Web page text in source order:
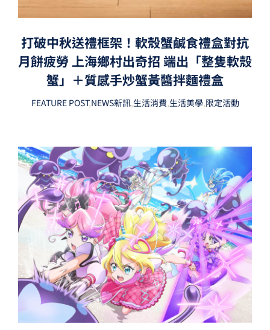
打破中秋送禮框架！軟殼蟹鹹食禮盒對抗
月餅疲勞 上海鄉村出奇招 端出「整隻軟殼
蟹」＋質感手炒蟹黃醬拌麵禮盒
FEATURE POST,NEWS新訊,生活消費,生活美學,限定活動